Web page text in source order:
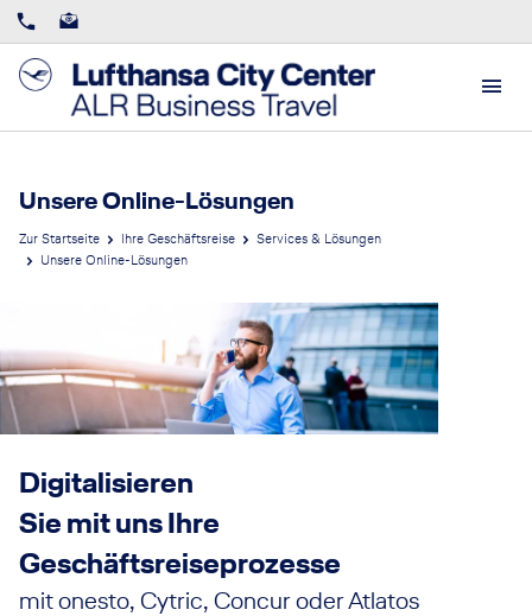
Unsere Online-Lösungen
Zur Startseite Ihre Geschäftsreise
Services & Lösungen
Unsere Online-Lösungen
Digitalisieren
Sie mit uns Ihre
Geschäftsreiseprozesse
mit onesto, Cytric, Concur oder Atlatos